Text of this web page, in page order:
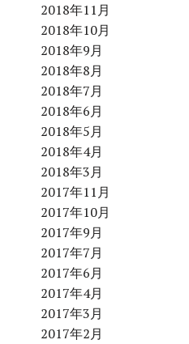
2018年11月
2018年10月
2018年9月
2018年8月
2018年7月
2018年6月
2018年5月
2018年4月
2018年3月
2017年11月
2017年10月
2017年9月
2017年7月
2017年6月
2017年4月
2017年3月
2017年2月